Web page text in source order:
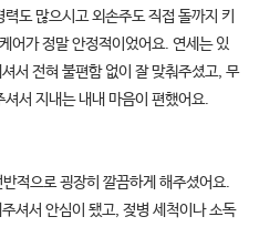
도 많으시고 외손주도 직접 돌까지 키
어가 정말 안정적이었어요. 연세는 있
서 전혀 불편함 없이 잘 맞춰주셨고, 무
서 지내는 내내 마음이 편했어요.
적으로 굉장히 깔끔하게 해주셨어요.
셔서 안심이 됐고, 젖병 세척이나 소독